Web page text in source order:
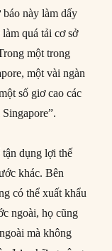
này làm dấy
quá tải cơ sở
một trong
một vài ngàn
số giơ cao các
dụng lợi thế
khác. Bên
có thể xuất khẩu
ngoài, họ cũng
mà không